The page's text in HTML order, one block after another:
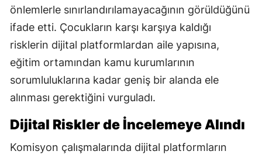
önlemlerle sınırlandırılamayacağının görüldüğünü
ifade etti. Çocukların karşı karşıya kaldığı
risklerin dijital platformlardan aile yapısına,
eğitim ortamından kamu kurumlarının
sorumluluklarına kadar geniş bir alanda ele
alınması gerektiğini vurguladı.
Dijital Riskler de İncelemeye Alındı
Komisyon çalışmalarında dijital platformların